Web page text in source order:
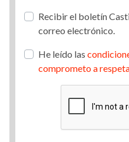
Recibir el boletín
correo electrónico.
He leído las
comprometo a